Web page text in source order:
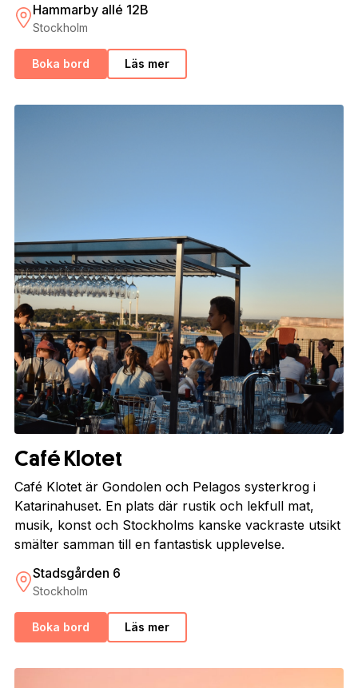
Hammarby allé 12B
Stockholm
Boka bord Läs mer
Café Klotet
Café Klotet är Gondolen och Pelagos systerkrog i
Katarinahuset. En plats där rustik och lekfull mat,
musik, konst och Stockholms kanske vackraste utsikt
smälter samman till en fantastisk upplevelse.
Stadsgården 6
Stockholm
Boka bord Läs mer